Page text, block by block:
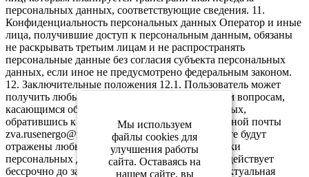
Мы используем
файлы cookies для
улучшения работы
сайта. Оставаясь на
нашем сайте, вы